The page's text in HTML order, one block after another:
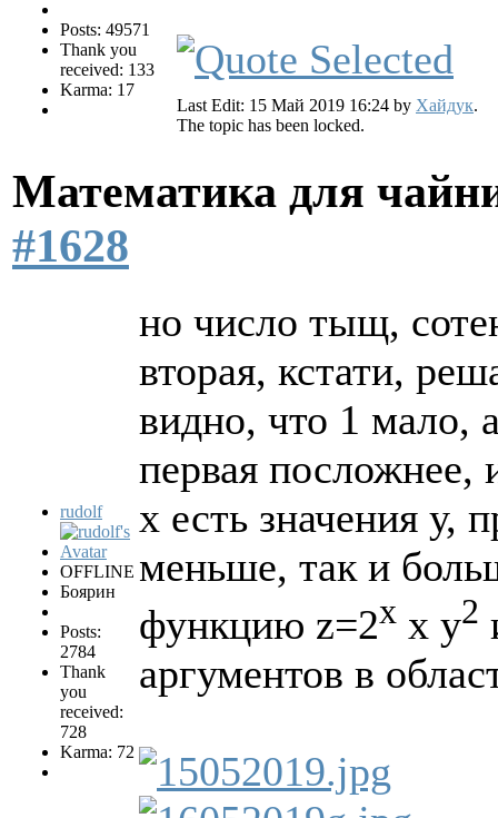
Posts: 49571
Thank you
received: 133
Karma: 17
Last Edit: 15 Май 2019 16:24 by Хайдук.
The topic has been locked.
Математика для
#1628
rudolf
OFFLINE
Боярин
Posts:
2784
Thank
you
received:
728
Karma: 72
но число тыщ,
вторая, кстати,
видно, что 1 мало,
первая
х есть значения у,
меньше, так и
функцию z=2х х у2
аргументов в